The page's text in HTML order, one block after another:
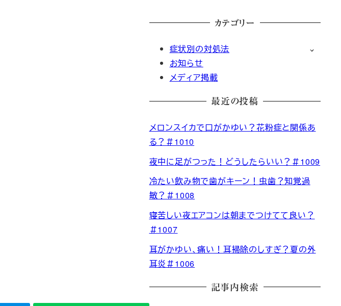
カテゴリー
症状別の対処法
お知らせ
メディア掲載
最近の投稿
メロンスイカで口がかゆい？花粉症と関係あ
る？＃1010
夜中に足がつった！どうしたらいい？＃1009
冷たい飲み物で歯がキーン！虫歯？知覚過
敏？＃1008
寝苦しい夜エアコンは朝までつけてて良い？
＃1007
耳がかゆい、痛い！耳掃除のしすぎ？夏の外
耳炎＃1006
記事内検索